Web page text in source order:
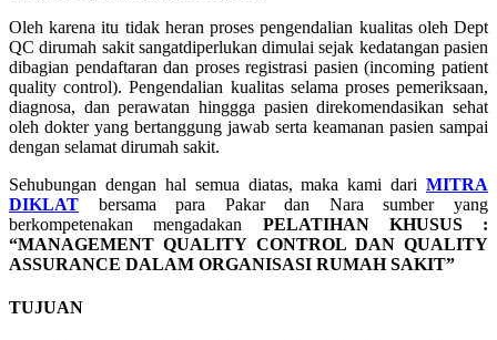
Oleh karena itu tidak heran proses pengendalian kualitas oleh Dept
QC dirumah sakit sangatdiperlukan dimulai sejak kedatangan pasien
dibagian pendaftaran dan proses registrasi pasien (incoming patient
quality control). Pengendalian kualitas selama proses pemeriksaan,
diagnosa, dan perawatan hinggga pasien direkomendasikan sehat
oleh dokter yang bertanggung jawab serta keamanan pasien sampai
dengan selamat dirumah sakit.
Sehubungan dengan hal semua diatas, maka kami dari MITRA
DIKLAT bersama para Pakar dan Nara sumber yang
berkompetenakan mengadakan PELATIHANKHUSUS :
“MANAGEMENT QUALITY CONTROL DAN QUALITY
ASSURANCE DALAM ORGANISASI RUMAH SAKIT”
TUJUAN